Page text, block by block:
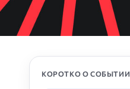
КОРОТКО О СОБЫТИИ